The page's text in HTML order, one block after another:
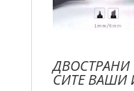
СИТЕ ВАШИ